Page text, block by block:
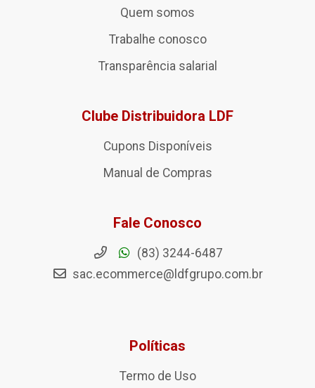
Quem somos
Trabalhe conosco
Transparência salarial
Clube Distribuidora LDF
Cupons Disponíveis
Manual de Compras
Fale Conosco
(83) 3244-6487
sac.ecommerce@ldfgrupo.com.br
Políticas
Termo de Uso